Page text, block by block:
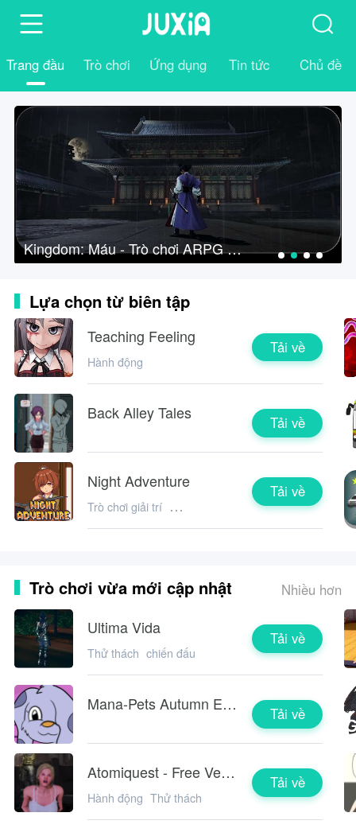
Trang đầu Trò chơi Ứng dụng Tin tức Chủ đề
Kingdom: Máu - Trò chơi ARPG chuyển thể từ series phim nổi tiếng, đang trong giai đoạn thử nghiệm gi
Lựa chọn từ biên tập
Teaching Feeling
Hành động
Tải về
Back Alley Tales
Tải về
Night Adventure
Trò chơi giải trí Thử thách Nhập vai âm nhạc
Tải về
Trò chơi vừa mới cập nhật Nhiều hơn
Ultima Vida
Thử thách chiến đấu
Tải về
Mana-Pets Autumn Edition Tech Demo
Tải về
Atomiquest - Free Version
Hành động Thử thách
Tải về